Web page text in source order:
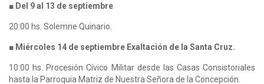
■ Del 9 al 13 de septiembre
20:00 hs. Solemne Quinario.
■ Miércoles 14 de septiembre Exaltación de la Santa Cruz.
10:00 hs. Procesión Cívico Militar desde las Casas Consistoriales
hasta la Parroquia Matriz de Nuestra Señora de la Concepción.